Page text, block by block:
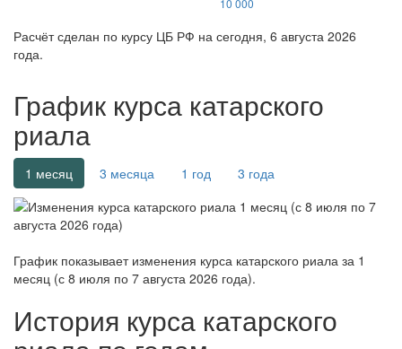
Расчёт сделан по курсу ЦБ РФ на сегодня, 6 августа 2026
года.
График курса катарского
риала
1 месяц 3 месяца 1 год 3 года
График показывает изменения курса катарского риала за 1
месяц (с 8 июля по 7 августа 2026 года).
История курса катарского